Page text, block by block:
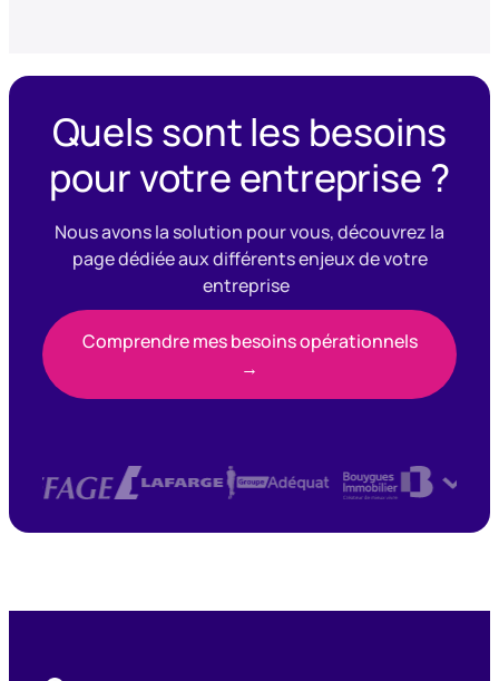
Quels sont les besoins
pour votre entreprise ?
Nous avons la solution pour vous, découvrez la
page dédiée aux différents enjeux de votre
entreprise
Comprendre mes besoins opérationnels
→